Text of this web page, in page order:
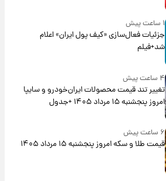
۱ ساعت پیش
جزئیات فعال‌سازی «کیف پول ایران» اعلام
شد+فیلم
۴ ساعت پیش
تغییر تند قیمت محصولات ایران‌خودرو و سایپا
امروز پنجشنبه ۱۵ مرداد ۱۴۰۵ +جدول
۶ ساعت پیش
قیمت طلا و سکه امروز پنجشنبه ۱۵ مرداد ۱۴۰۵